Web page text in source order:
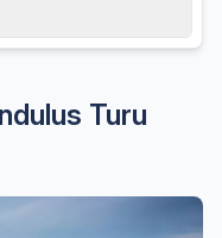
Turu